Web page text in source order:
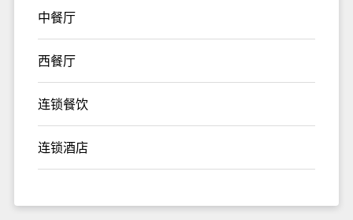
中餐厅
西餐厅
连锁餐饮
连锁酒店